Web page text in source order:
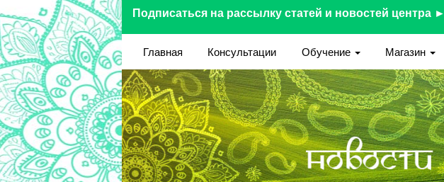
Подписаться на рассылку статей и новостей центра ►
Главная Консультации Обучение Магазин